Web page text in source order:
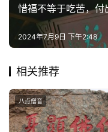
频
纪
佛
教
艺
惜福不等于吃苦，
2024年7月9日 下午2:48
相关推荐
八点僧音